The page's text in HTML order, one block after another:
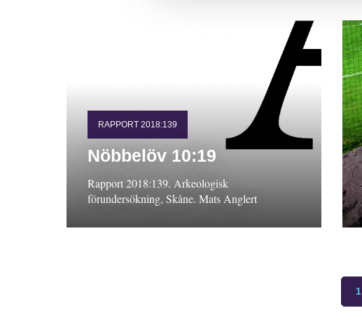
RAPPORT 2018:139
Nöbbelöv 10:19
Rapport 2018:139. Arkeologisk
förundersökning, Skåne. Mats Anglert
1